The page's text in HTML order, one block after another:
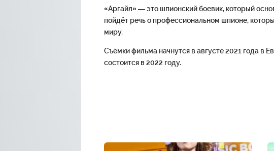
«Аргайл» — это шпионский боевик, который
пойдёт речь о профессиональном шпионе,
миру.
Съёмки фильма начнутся в августе 2021 года в
состоится в 2022 году.